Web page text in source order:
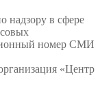
надзору в сфере
номер СМИ
«Центр